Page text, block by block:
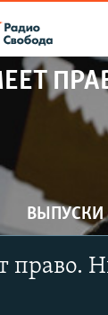
ВЫПУСКИ
право.